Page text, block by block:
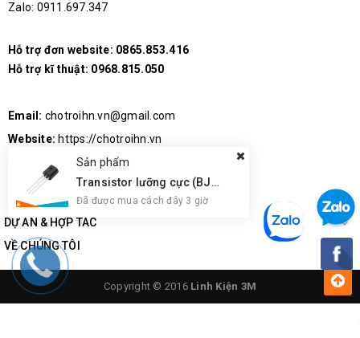
Zalo: 0911.697.347
Hỗ trợ đơn website: 0865.853.416
Hỗ trợ kĩ thuật: 0968.815.050
Email: chotroihn.vn@gmail.com
Website: https://chotroihn.vn
DỰ ÁN & HỢP TÁC
VỀ CHÚNG TÔI
Copyright © 2016 Linh Kiện 3M
Sản phẩm
Transistor lưỡng cực (BJT) Onsemi BC547CBU NPN
Đã được mua cách đây 3 giờ